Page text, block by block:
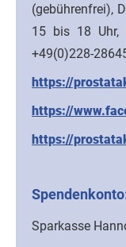
(gebührenfrei),
15 bis 18 Uhr,
+49(0)228-
https://
https://
https://
Sparkasse